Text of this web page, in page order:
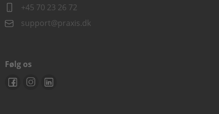
+45 70 23 26 72
support@praxis.dk
Følg os